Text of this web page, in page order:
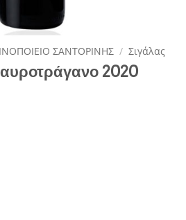
ΣΑΝΤΟΡΙΝΗΣ / Σιγάλας
2020